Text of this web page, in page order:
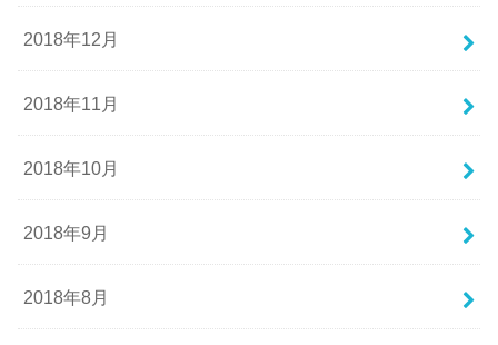
2018年12月
2018年11月
2018年10月
2018年9月
2018年8月